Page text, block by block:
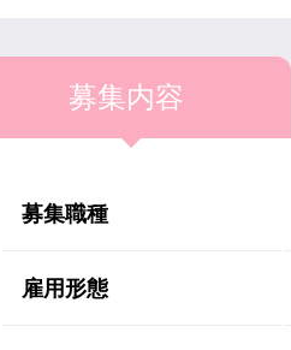
募集内容
募集職種
雇用形態